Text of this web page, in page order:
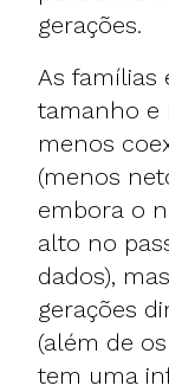
gerações.
As famílias
tamanho e
menos
(menos
embora o
alto no
dados),
gerações
(além de
tem uma